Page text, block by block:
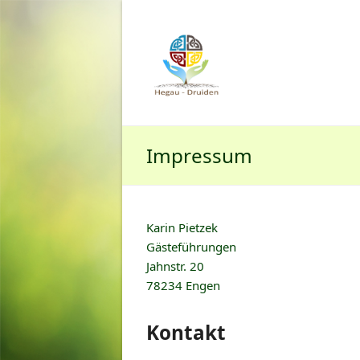
Impressum
Karin Pietzek
Gästeführungen
Jahnstr. 20
78234 Engen
Kontakt